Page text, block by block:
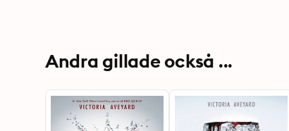
Andra gillade också ...